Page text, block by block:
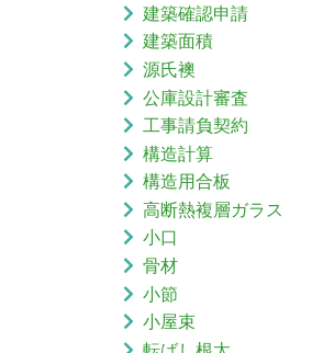
建築確認申請
建築面積
源氏襖
公庫設計審査
工事請負契約
構造計算
構造用合板
高断熱複層ガラス
小口
骨材
小節
小屋束